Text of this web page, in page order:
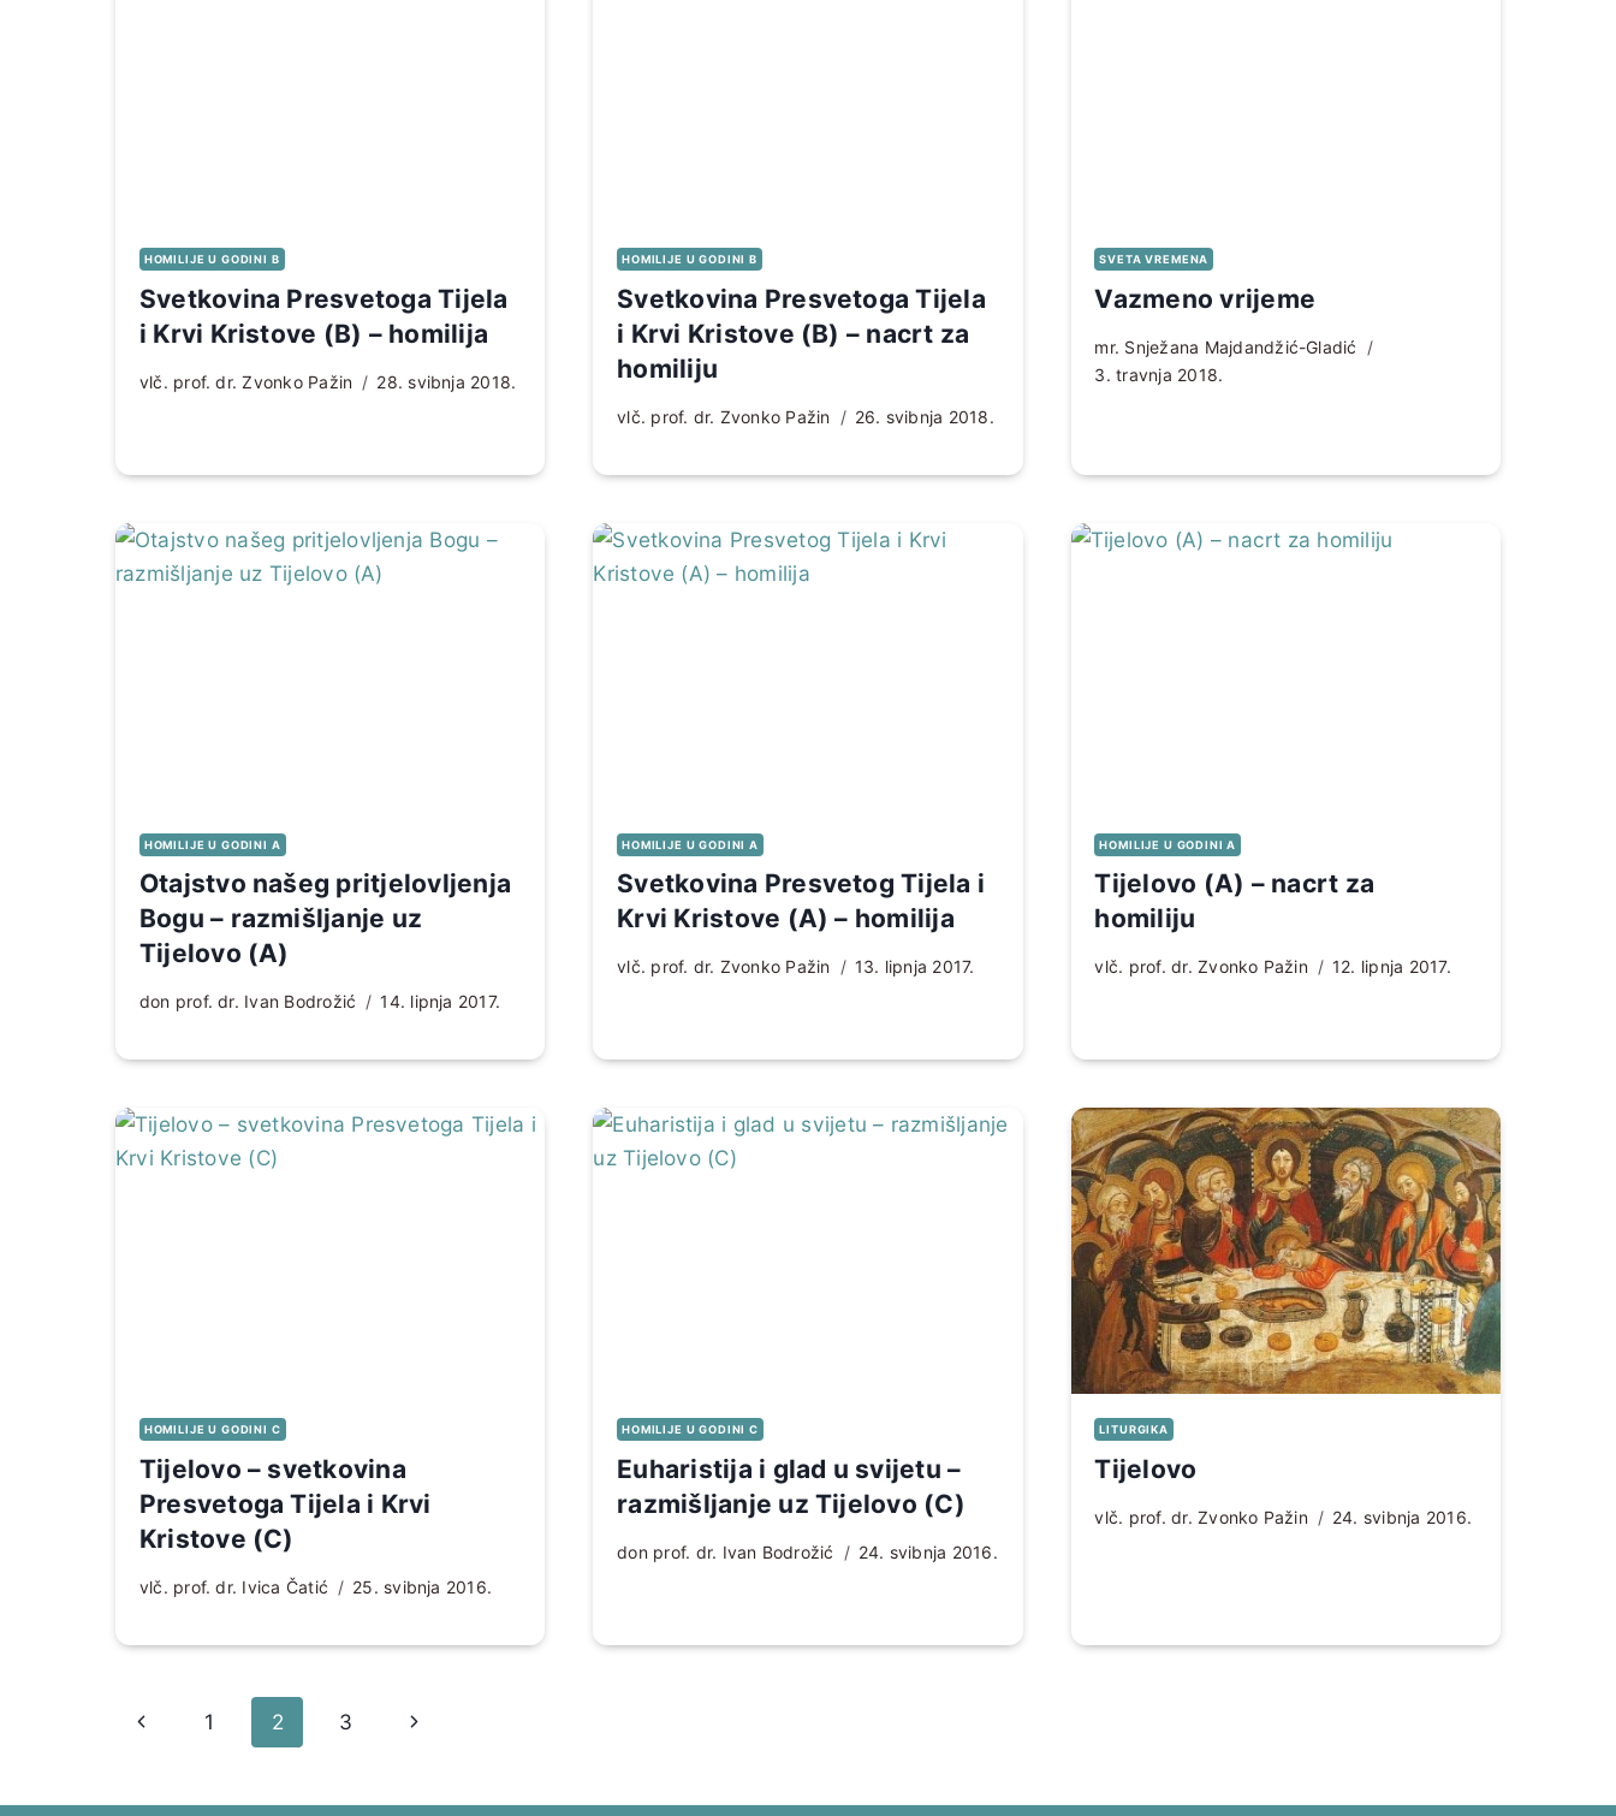
HOMILIJE U GODINI B
Svetkovina Presvetoga Tijela
i Krvi Kristove (B) – homilija
vlč. prof. dr. Zvonko Pažin 28. svibnja 2018.
HOMILIJE U GODINI B
Svetkovina Presvetoga Tijela
i Krvi Kristove (B) – nacrt za
homiliju
vlč. prof. dr. Zvonko Pažin 26. svibnja 2018.
SVETA VREMENA
Vazmeno vrijeme
mr. Snježana Majdandžić-Gladić
3. travnja 2018.
HOMILIJE U GODINI A
Otajstvo našeg pritjelovljenja
Bogu – razmišljanje uz
Tijelovo (A)
don prof. dr. Ivan Bodrožić 14. lipnja 2017.
HOMILIJE U GODINI A
Svetkovina Presvetog Tijela i
Krvi Kristove (A) – homilija
vlč. prof. dr. Zvonko Pažin 13. lipnja 2017.
HOMILIJE U GODINI A
Tijelovo (A) – nacrt za
homiliju
vlč. prof. dr. Zvonko Pažin 12. lipnja 2017.
HOMILIJE U GODINI C
Tijelovo – svetkovina
Presvetoga Tijela i Krvi
Kristove (C)
vlč. prof. dr. Ivica Čatić 25. svibnja 2016.
HOMILIJE U GODINI C
Euharistija i glad u svijetu –
razmišljanje uz Tijelovo (C)
don prof. dr. Ivan Bodrožić 24. svibnja 2016.
LITURGIKA
Tijelovo
vlč. prof. dr. Zvonko Pažin 24. svibnja 2016.
Page
navigation
Prethodna
1 2 3
Sljedeća